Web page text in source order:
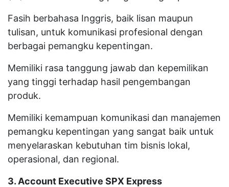
Fasih berbahasa Inggris, baik lisan maupun
tulisan, untuk komunikasi profesional dengan
berbagai pemangku kepentingan.
Memiliki rasa tanggung jawab dan kepemilikan
yang tinggi terhadap hasil pengembangan
produk.
Memiliki kemampuan komunikasi dan manajemen
pemangku kepentingan yang sangat baik untuk
menyelaraskan kebutuhan tim bisnis lokal,
operasional, dan regional.
3. Account Executive SPX Express